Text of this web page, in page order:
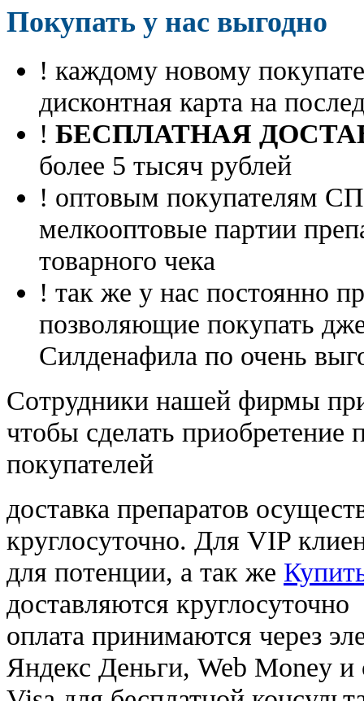
Покупать у нас выгодно
! каждому новому
дисконтная карта на
! БЕСПЛАТНАЯ
более 5 тысяч рублей
! оптовым покупателям
мелкооптовые партии
товарного чека
! так же у нас постоянно
позволяющие покупать
Силденафила по очень
Cотрудники нашей фирмы
чтобы сделать приобретение
покупателей
доставка препаратов
круглосуточно. Для VIP
для потенции, а так же
доставляются круглосуточно
оплата принимаются через
Яндекс Деньги, Web Money и